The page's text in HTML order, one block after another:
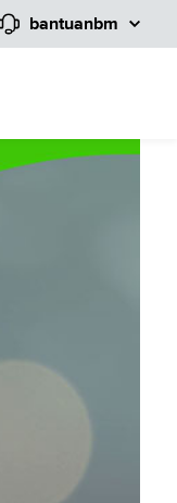
bantuanbm